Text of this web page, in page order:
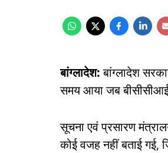
बांग्लादेश:बांग्लादेश
समय आया जब बीसीसीआई
सूचना एवं प्रसारण
कोई वजह नहीं बताई गई,